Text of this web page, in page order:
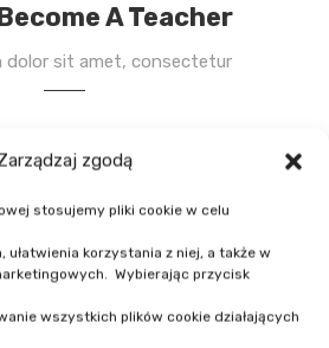
zgodą
stosujemy pliki cookie w celu
ułatwienia korzystania z niej, a także w
Wybierając przycisk
wszystkich plików cookie działających
A Teacher
dolor sit amet, consectetur